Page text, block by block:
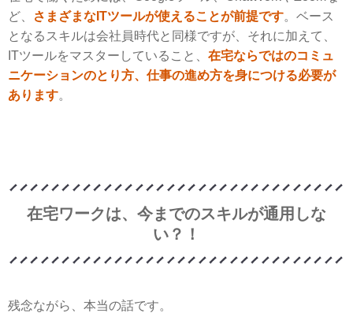
ど、
さまざまなITツールが使えることが前提です。ベース
となるスキルは会社員時代と同様ですが、それに加えて、
ITツールをマスターしていること、 在宅ならではのコミュ
ニケーションのとり方、仕事の進め方を身につける必要が
あります。
在宅ワークは、今までのスキルが通用しな
い？！
残念ながら、本当の話です。